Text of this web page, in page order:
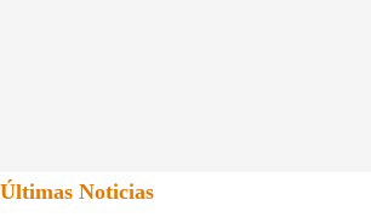
Últimas Noticias